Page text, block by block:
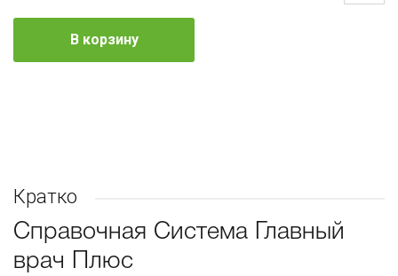
В корзину
Кратко
Справочная Система Главный
врач Плюс